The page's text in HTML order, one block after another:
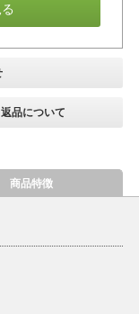
返品について
商品特徴